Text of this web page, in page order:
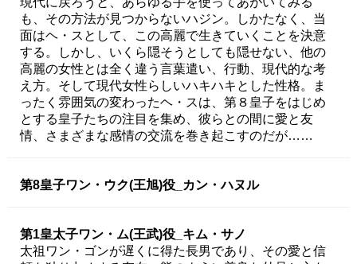
も、その方法が見つからないハジン。しかたなく、当
面はヘ・スとして、この高麗で生きていくことを決意
する。しかし、いくら隠そうとしても隠せない、他の
高麗の女性とは全く違う言葉遣い、行動、現代的な考
え方。そして現代女性らしいハキハキとした性格。ま
ったく雰囲気の変わったヘ・スは、第８皇子をはじめ
とする皇子たちの注目を集め、彼らとの間に愛と友
情、さまざまな感情の交流を巻き起こすのだが……
第8皇子ワン・ウク(王旭)役_カン・ハヌル
第1皇太子ワン・ム(王武)役_キム・サノ
太祖ワン・ゴンが遅くに得た長男であり、その愛と信